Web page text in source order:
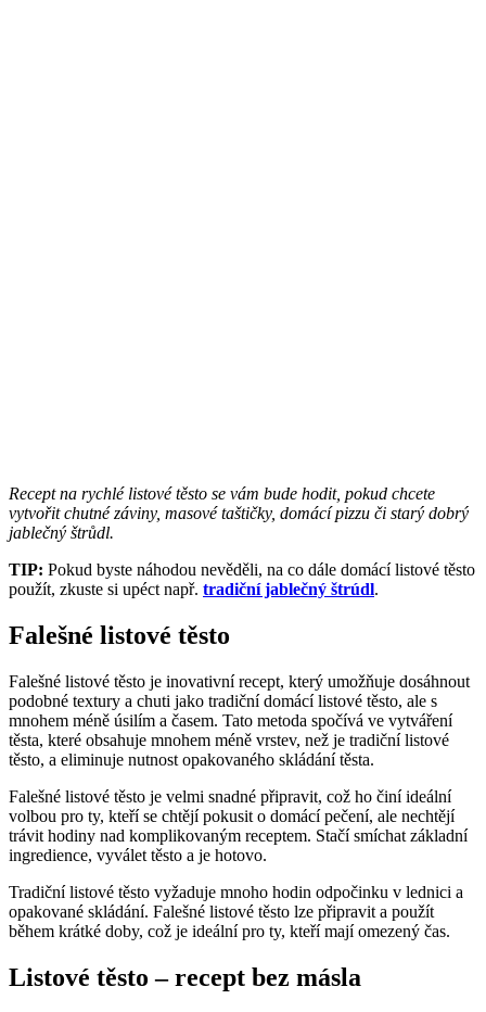
Recept na rychlé listové těsto se vám bude hodit, pokud chcete
vytvořit chutné záviny, masové taštičky, domácí pizzu či starý dobrý
jablečný štrůdl.
TIP: Pokud byste náhodou nevěděli, na co dále domácí listové těsto
použít, zkuste si upéct např. tradiční jablečný štrúdl.
Falešné listové těsto
Falešné listové těsto je inovativní recept, který umožňuje dosáhnout
podobné textury a chuti jako tradiční domácí listové těsto, ale s
mnohem méně úsilím a časem. Tato metoda spočívá ve vytváření
těsta, které obsahuje mnohem méně vrstev, než je tradiční listové
těsto, a eliminuje nutnost opakovaného skládání těsta.
Falešné listové těsto je velmi snadné připravit, což ho činí ideální
volbou pro ty, kteří se chtějí pokusit o domácí pečení, ale nechtějí
trávit hodiny nad komplikovaným receptem. Stačí smíchat základní
ingredience, vyválet těsto a je hotovo.
Tradiční listové těsto vyžaduje mnoho hodin odpočinku v lednici a
opakované skládání. Falešné listové těsto lze připravit a použít
během krátké doby, což je ideální pro ty, kteří mají omezený čas.
Listové těsto – recept bez másla